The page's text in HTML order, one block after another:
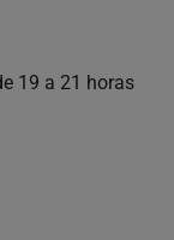
19 a 21 horas